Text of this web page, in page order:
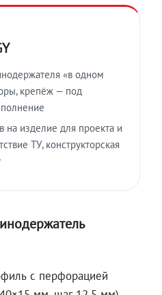
«в одном
крепёж — под
на изделие для проекта и
ТУ, конструкторская
с перфорацией